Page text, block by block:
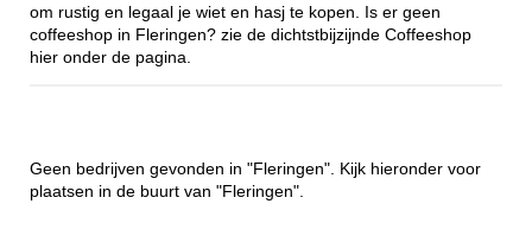
om rustig en legaal je wiet en hasj te kopen. Is er geen
coffeeshop in Fleringen? zie de dichtstbijzijnde Coffeeshop
hier onder de pagina.
Geen bedrijven gevonden in "Fleringen". Kijk hieronder voor
plaatsen in de buurt van "Fleringen".